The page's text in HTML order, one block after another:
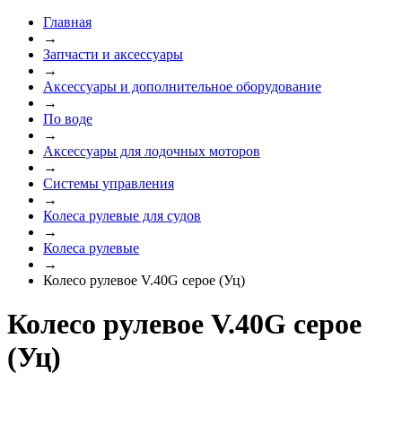
Главная
→
Запчасти и аксессуары
→
Аксессуары и дополнительное оборудование
→
По воде
→
Аксессуары для лодочных моторов
→
Системы управления
→
Колеса рулевые для судов
→
Колеса рулевые
→
Колесо рулевое V.40G серое (Уц)
Колесо рулевое V.40G серое
(Уц)